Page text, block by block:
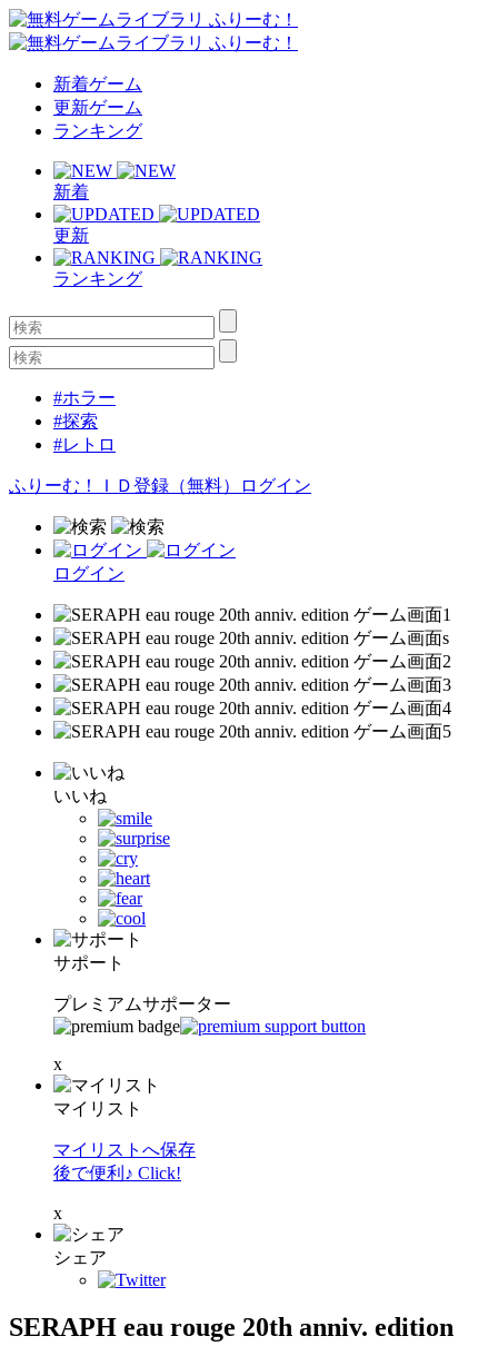
新着ゲーム
更新ゲーム
ランキング
新着
更新
ランキング
#ホラー
#探索
#レトロ
ふりーむ！ＩＤ登録（無料） ログイン
ログイン
いいね
サポート
プレミアムサポーター
x
マイリスト
マイリストへ保存
後で便利♪ Click!
x
シェア
SERAPH eau rouge 20th anniv. edition